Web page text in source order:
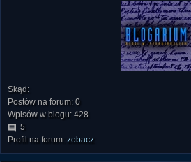
Skąd:
Postów na forum: 0
Wpisów w blogu: 428
5
Profil na forum: zobacz